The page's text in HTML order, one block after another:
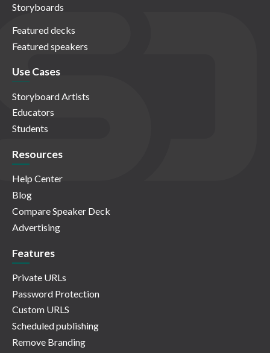
Storyboards
Featured decks
Featured speakers
Use Cases
Storyboard Artists
Educators
Students
Resources
Help Center
Blog
Compare Speaker Deck
Advertising
Features
Private URLs
Password Protection
Custom URLS
Scheduled publishing
Remove Branding